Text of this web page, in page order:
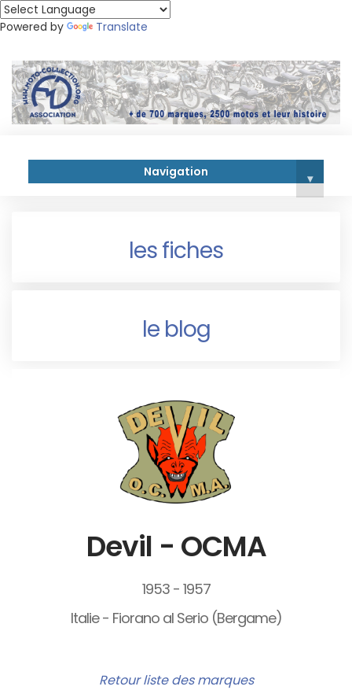
Powered by Translate
Navigation ▾
les fiches
le blog
Devil - OCMA
1953 - 1957
Italie - Fiorano al Serio (Bergame)
Retour liste des marques